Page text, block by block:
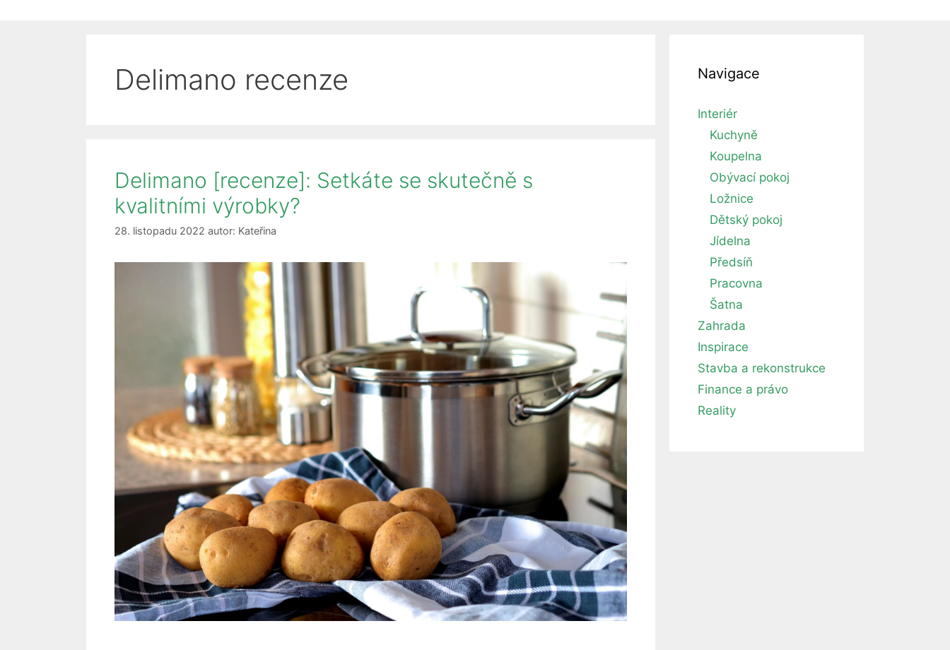
Delimano recenze
Delimano [recenze]: Setkáte se skutečně s
kvalitními výrobky?
28. listopadu 2022 autor: Kateřina
Navigace
Interiér
Kuchyně
Koupelna
Obývací pokoj
Ložnice
Dětský pokoj
Jídelna
Předsíň
Pracovna
Šatna
Zahrada
Inspirace
Stavba a rekonstrukce
Finance a právo
Reality